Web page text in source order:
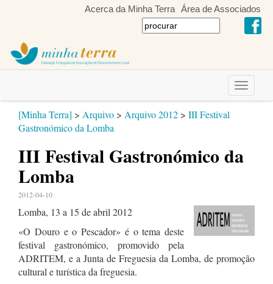
Acerca da Minha Terra Área de Associados
Toggle
[Minha Terra] > Arquivo > Arquivo 2012 > III Festival
Gastronómico da Lomba
III Festival Gastronómico da
Lomba
2012-04-10
Lomba, 13 a 15 de abril 2012
«O Douro e o Pescador» é o tema deste
festival gastronómico, promovido pela
ADRITEM, e a Junta de Freguesia da Lomba, de promoção
cultural e turística da freguesia.